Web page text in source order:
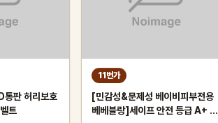
판 허리보호
트
11번가
[민감성&문제성 베이비피부전용
베베블랑]세이프 안전 등급 A+ 베